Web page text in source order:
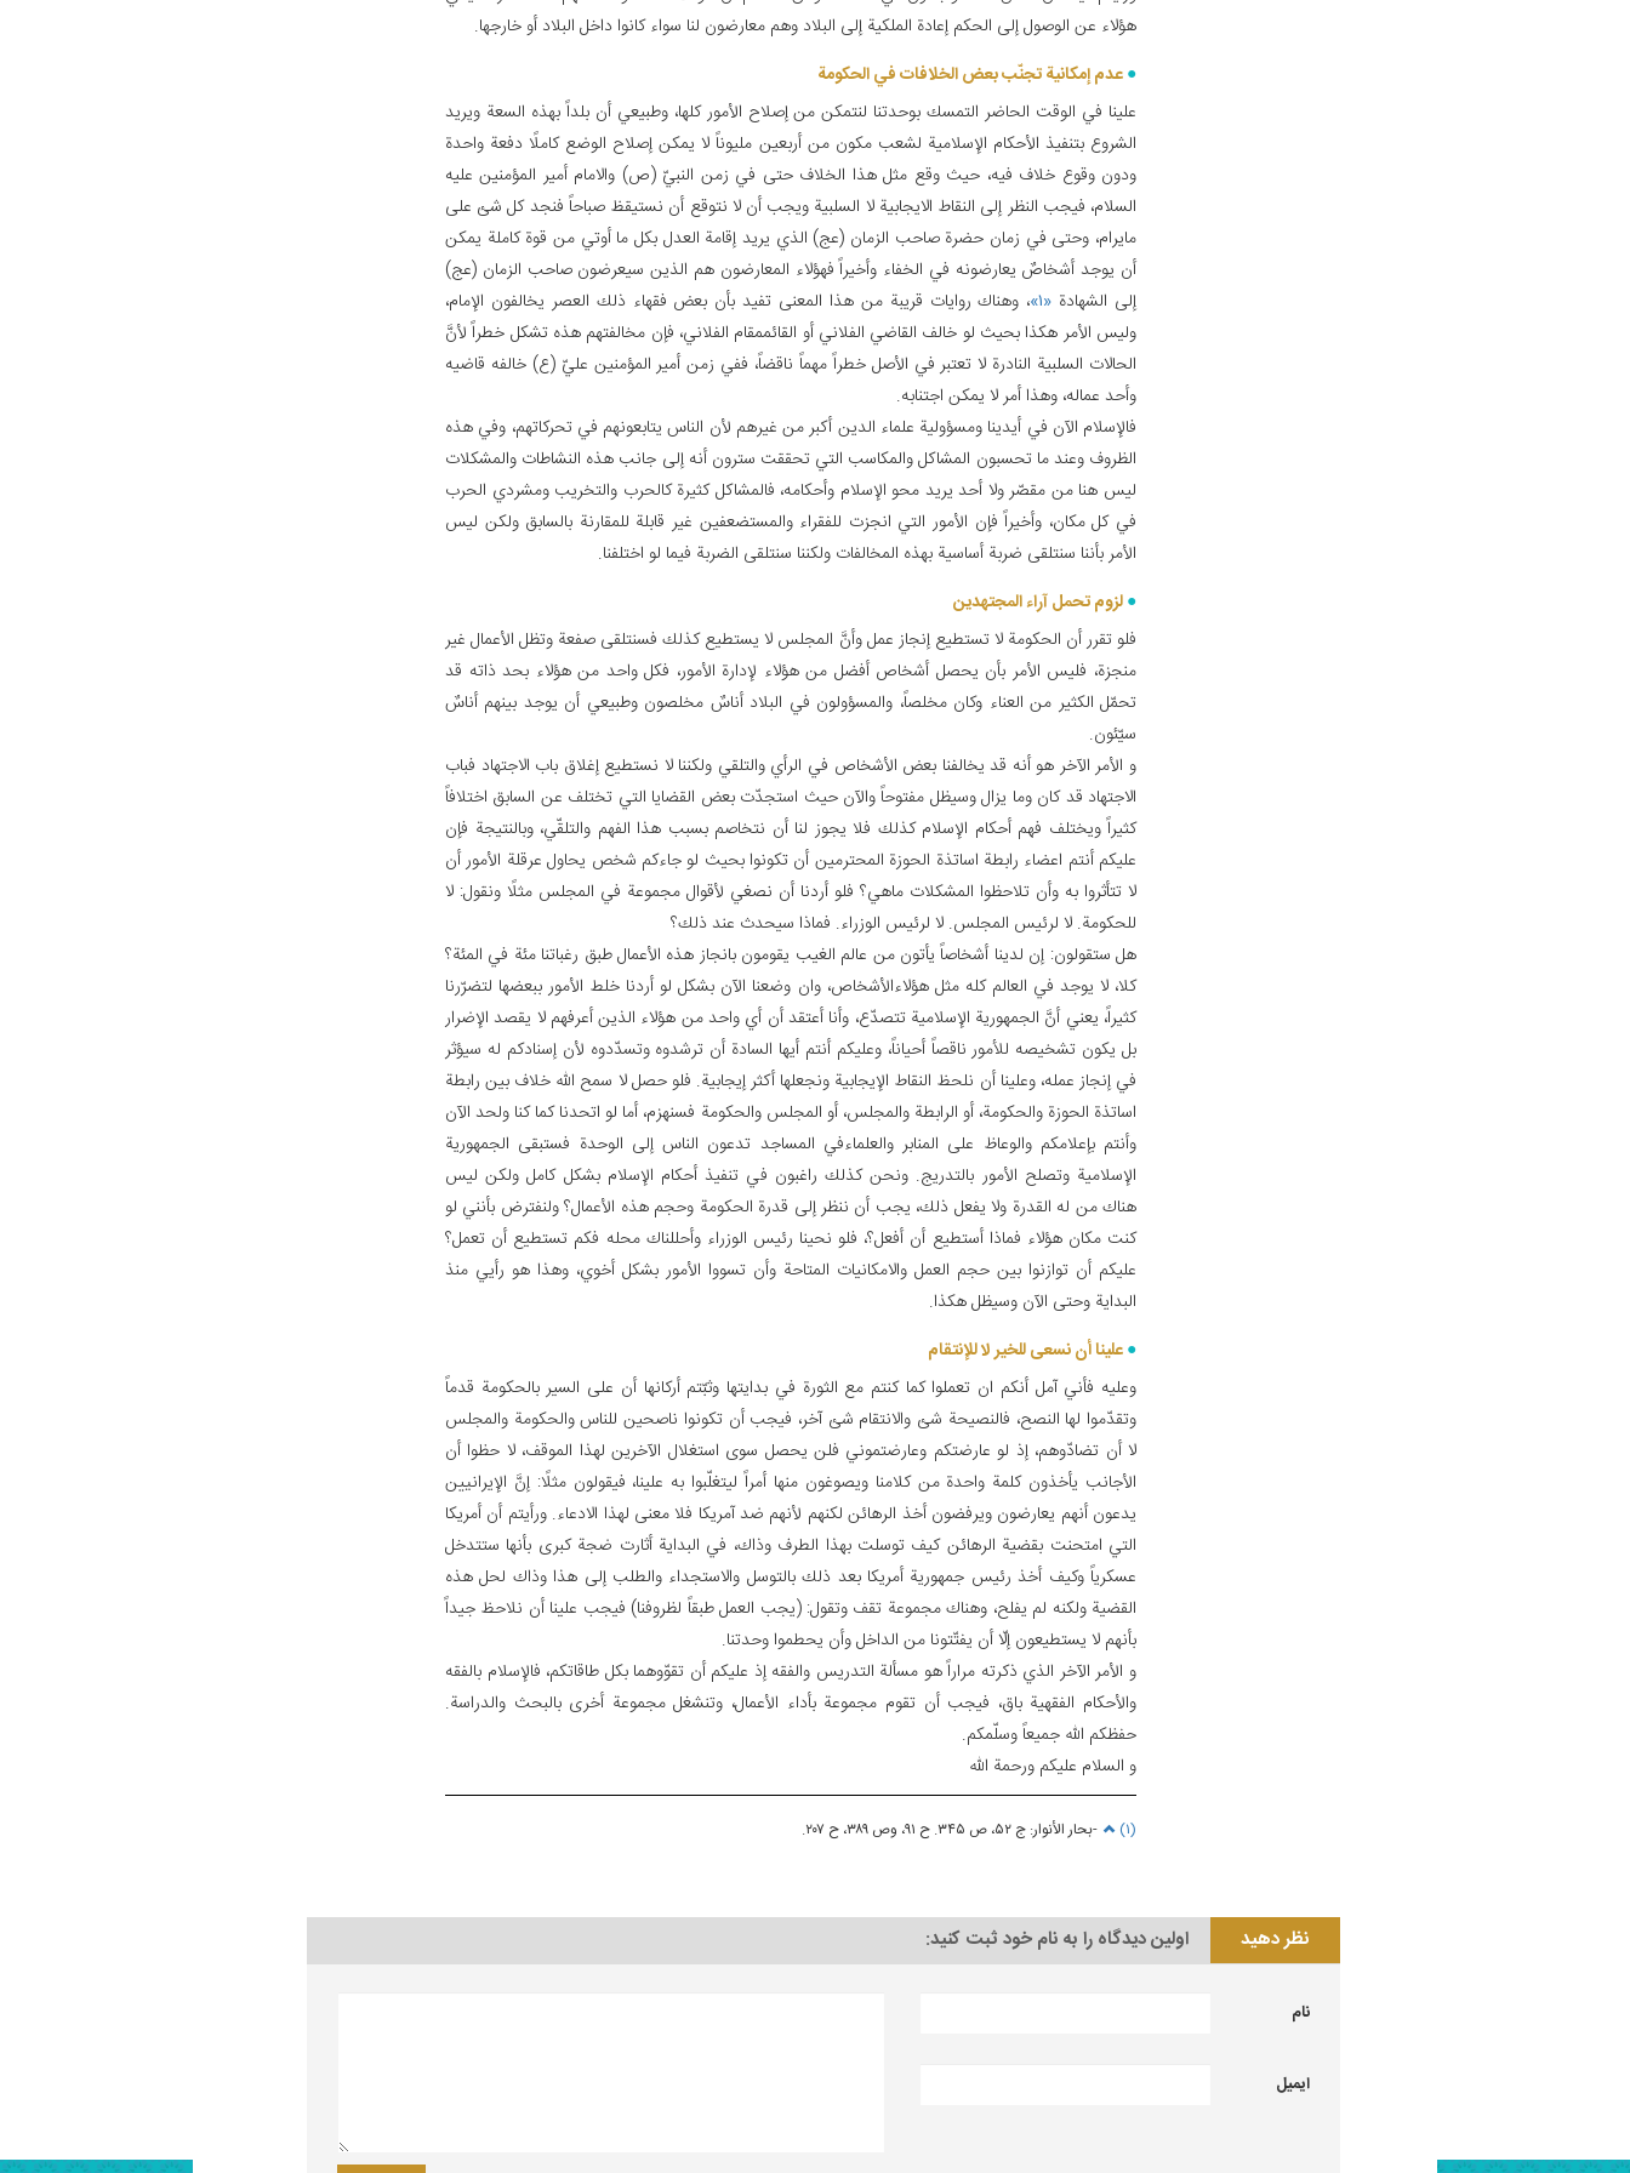
هؤلاء عن الوصول إلى الحكم إعادة الملكية إلى البلاد وهم معارضون لنا سواء كانوا داخل البلاد أو خارجها.
عدم إمكانية تجنّب بعض الخلافات في الحكومة
علينا في الوقت الحاضر التمسك بوحدتنا لنتمكن من إصلاح الأمور كلها، وطبيعي أن بلداً بهذه السعة ويريد
الشروع بتنفيذ الأحكام الإسلامية لشعب مكون من أربعين مليوناً لا يمكن إصلاح الوضع كاملًا دفعة واحدة
ودون وقوع خلاف فيه، حيث وقع مثل هذا الخلاف حتى في زمن النبيّ (ص) والامام أمير المؤمنين عليه
السلام، فيجب النظر إلى النقاط الايجابية لا السلبية ويجب أن لا نتوقع أن نستيقظ صباحاً فنجد كل شئ على
مايرام، وحتى في زمان حضرة صاحب الزمان (عج) الذي يريد إقامة العدل بكل ما أوتي من قوة كاملة يمكن
أن‏ يوجد أشخاصٌ يعارضونه في الخفاء وأخيراً فهؤلاء المعارضون هم الذين سيعرضون صاحب الزمان (عج)
إلى الشهادة «۱» ، وهناك روايات قريبة من هذا المعنى تفيد بأن بعض فقهاء ذلك العصر يخالفون الإمام،
وليس الأمر هكذا بحيث لو خالف القاضي الفلاني أو القائممقام الفلاني، فإن مخالفتهم هذه تشكل خطراً لأنَّ
الحالات السلبية النادرة لا تعتبر في الأصل خطراً مهماً ناقضاً، ففي زمن أمير المؤمنين عليّ (ع) خالفه قاضيه
وأحد عماله، وهذا أمر لا يمكن اجتنابه.
فالإسلام الآن في أيدينا ومسؤولية علماء الدين أكبر من غيرهم لأن الناس يتابعونهم في تحركاتهم، وفي هذه
الظروف وعند ما تحسبون المشاكل والمكاسب التي تحققت سترون أنه إلى جانب هذه النشاطات والمشكلات
ليس هنا من مقصّر ولا أحد يريد محو الإسلام وأحكامه، فالمشاكل كثيرة كالحرب والتخريب ومشردي الحرب
في كل مكان، وأخيراً فإن الأمور التي انجزت للفقراء والمستضعفين غير قابلة للمقارنة بالسابق ولكن ليس
الأمر بأننا سنتلقى ضربة أساسية بهذه المخالفات ولكننا سنتلقى الضربة فيما لو اختلفنا.
لزوم تحمل آراء المجتهدين‏
فلو تقرر أن الحكومة لا تستطيع إنجاز عمل وأنَّ المجلس لا يستطيع كذلك فسنتلقى صفعة وتظل الأعمال غير
منجزة، فليس الأمر بأن يحصل أشخاص أفضل من هؤلاء لإدارة الأمور، فكل واحد من هؤلاء بحد ذاته قد
تحمّل الكثير من العناء وكان مخلصاً، والمسؤولون في البلاد أناسٌ مخلصون وطبيعي أن يوجد بينهم أناسٌ
سيّئون.
و الأمر الآخر هو أنه قد يخالفنا بعض الأشخاص في الرأي والتلقي ولكننا لا نستطيع إغلاق باب الاجتهاد فباب
الاجتهاد قد كان وما يزال وسيظل مفتوحاً والآن حيث استجدّت بعض القضايا التي تختلف عن السابق اختلافاً
كثيراً ويختلف فهم أحكام الإسلام كذلك فلا يجوز لنا أن نتخاصم بسبب هذا الفهم والتلقّي، وبالنتيجة فإن
عليكم أنتم اعضاء رابطة اساتذة الحوزة المحترمين أن تكونوا بحيث لو جاءكم شخص يحاول عرقلة الأمور أن
لا تتأثروا به وأن تلاحظوا المشكلات ماهي؟ فلو أردنا أن نصغي لأقوال مجموعة في المجلس مثلًا ونقول: لا
للحكومة. لا لرئيس المجلس. لا لرئيس الوزراء. فماذا سيحدث عند ذلك؟
هل ستقولون: إن لدينا أشخاصاً يأتون من عالم الغيب يقومون بانجاز هذه الأعمال طبق رغباتنا مئة في المئة؟
كلا، لا يوجد في العالم كله مثل هؤلاءالأشخاص، وان وضعنا الآن بشكل لو أردنا خلط الأمور ببعضها لتضرّرنا
كثيراً، يعني أنَّ الجمهورية الإسلامية تتصدّع، وأنا أعتقد أن أي واحد من هؤلاء الذين أعرفهم لا يقصد الإضرار
بل يكون تشخيصه للأمور ناقصاً أحياناً، وعليكم أنتم أيها السادة أن ترشدوه وتسدّدوه لأن إسنادكم له سيؤثر
في إنجاز عمله، وعلينا أن نلحظ النقاط الإيجابية ونجعلها أكثر إيجابية. فلو حصل لا سمح الله خلاف بين رابطة
اساتذة الحوزة والحكومة، أو الرابطة والمجلس، أو المجلس والحكومة فسنهزم، أما لو اتحدنا كما كنا ولحد الآن
وأنتم بإعلامكم والوعاظ على المنابر والعلماءفي المساجد تدعون الناس إلى الوحدة فستبقى الجمهورية
الإسلامية وتصلح الأمور بالتدريج. ونحن كذلك راغبون في تنفيذ أحكام الإسلام بشكل كامل ولكن ليس
هناك من له القدرة ولا يفعل ذلك، يجب أن ننظر إلى قدرة الحكومة وحجم هذه الأعمال؟ ولنفترض بأنني لو
كنت مكان هؤلاء فماذا أستطيع أن أفعل؟، فلو نحينا رئيس الوزراء وأحللناك محله فكم تستطيع أن تعمل؟
عليكم أن توازنوا بين حجم العمل والامكانيات المتاحة وأن تسووا الأمور بشكل أخوي، وهذا هو رأيي منذ
البداية وحتى الآن وسيظل هكذا.
علينا أن نسعى للخير لا للإنتقام‏
وعليه فأني آمل أنكم ان تعملوا كما كنتم مع الثورة في بدايتها وثبّتم أركانها أن على السير بالحكومة قدماً
وتقدّموا لها النصح، فالنصيحة شئ والانتقام شئ آخر، فيجب أن تكونوا ناصحين للناس والحكومة والمجلس
لا أن تضادّوهم، إذ لو عارضتكم وعارضتموني فلن يحصل سوى استغلال الآخرين لهذا الموقف، لا حظوا أن
الأجانب يأخذون كلمة واحدة من كلامنا ويصوغون منها أمراً ليتغلّبوا به علينا، فيقولون مثلًا: إنَّ الإيرانيين
يدعون أنهم يعارضون ويرفضون أخذ الرهائن لكنهم لأنهم ضد آمريكا فلا معنى لهذا الادعاء. ورأيتم أن أمريكا
التي امتحنت بقضية الرهائن كيف توسلت بهذا الطرف وذاك، في البداية أثارت ضجة كبرى بأنها ستتدخل
عسكرياً وكيف أخذ رئيس جمهورية أمريكا بعد ذلك بالتوسل والاستجداء والطلب إلى هذا وذاك لحل هذه
القضية ولكنه لم يفلح، وهناك مجموعة تقف وتقول: (يجب العمل طبقاً لظروفنا) فيجب علينا أن نلاحظ جيداً
بأنهم لا يستطيعون إلّا أن يفتّتونا من الداخل وأن يحطموا وحدتنا.
و الأمر الآخر الذي ذكرته مراراً هو مسألة التدريس والفقه إذ عليكم أن تقوّوهما بكل طاقاتكم، فالإسلام بالفقه
والأحكام الفقهية باق، فيجب أن تقوم مجموعة بأداء الأعمال، وتنشغل مجموعة أخرى بالبحث والدراسة.
حفظكم الله جميعاً وسلّمكم.
و السلام عليكم ورحمة الله‏
(۱) -بحار الأنوار: ج ۵۲، ص ۳۴۵. ح ۹۱، وص ۳۸۹، ح ۲۰۷.
نظر دهید اولین دیدگاه را به نام خود ثبت کنید:
نام
ایمیل